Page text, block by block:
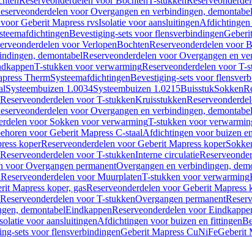
voor Overgangen en verbindingen, demontabel
Geberit Mapress rvsIsolatie voor aansluitingenAfdichtingen
Bevestiging-sets voor flensverbindingen
voor VerlopenBochtenReserveonderdelen voor
demontabelReserveonderdelen voor Overgangen en
T-stukken voor verwarmingReserveonderdelen voor
ThermSysteemafdichtingenBevestiging-sets voor
Systeembuizen 1.0034Systeembuizen 1.0215BuisstukSokken
Reserveonderdelen voor T-stukkenKruisstukken
voor Overgangen en verbindingen, demontabel
voor Sokken voor verwarmingT-stukken voor
voor Geberit Mapress C-staalAfdichtingen voor buizen
koperReserveonderdelen voor Geberit Mapress koper
Reserveonderdelen voor T-stukkenInterne circulatie
voor Overgangen permanentOvergangen en verbindingen,
Reserveonderdelen voor MuurplatenT-stukken voor verwarming
Mapress koper, gasReserveonderdelen voor Geberit Mapress
Reserveonderdelen voor T-stukkenOvergangen permanent
demontabelEindkappenReserveonderdelen voor
voor aansluitingenAfdichtingen voor buizen en fittingen
sets voor flensverbindingenGeberit Mapress CuNiFeGeberit